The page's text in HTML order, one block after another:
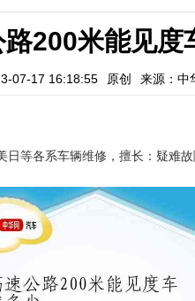
路200米能见度
07-17 16:18:55 原创 来源：中